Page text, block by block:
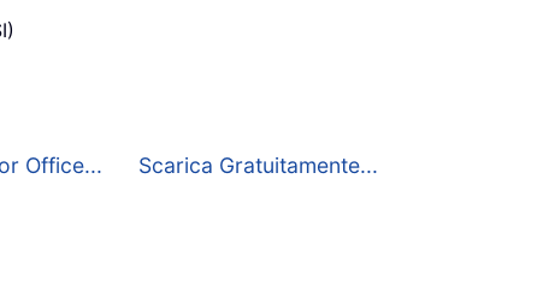
Office... Scarica Gratuitamente...